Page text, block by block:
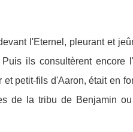
l'Eternel, pleurant et
Puis ils consultèrent encore
et petit-fils d'Aaron, était en
de la tribu de Benjamin